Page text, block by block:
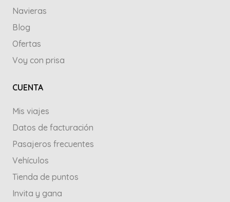
Navieras
Blog
Ofertas
Voy con prisa
CUENTA
Mis viajes
Datos de facturación
Pasajeros frecuentes
Vehículos
Tienda de puntos
Invita y gana